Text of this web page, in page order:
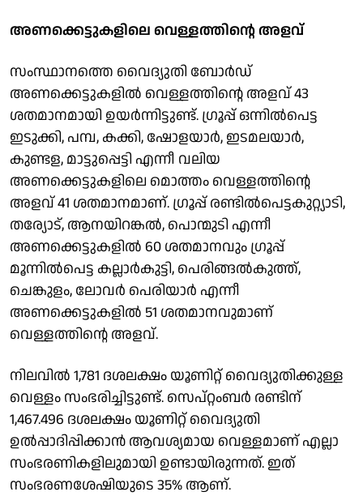
അണക്കെട്ടുകളിലെ വെള്ളത്തിന്റെ അളവ്
സംസ്ഥാനത്തെ വൈദ്യുതി ബോര്‍ഡ്
അണക്കെട്ടുകളില്‍ വെള്ളത്തിന്റെ അളവ് 43
ശതമാനമായി ഉയര്‍ന്നിട്ടുണ്ട്. ഗ്രൂപ്പ് ഒന്നില്‍പെട്ട
ഇടുക്കി, പമ്പ, കക്കി, ഷോളയാര്‍, ഇടമലയാര്‍,
കുണ്ടള, മാട്ടുപ്പെട്ടി എന്നീ വലിയ
അണക്കെട്ടുകളിലെ മൊത്തം വെള്ളത്തിന്റെ
അളവ് 41 ശതമാനമാണ്. ഗ്രൂപ്പ് രണ്ടില്‍പെട്ടകുറ്റ്യാടി,
തര്യോട്, ആനയിറങ്കല്‍, പൊന്മുടി എന്നീ
അണക്കെട്ടുകളില്‍ 60 ശതമാനവും ഗ്രൂപ്പ്
മൂന്നില്‍പെട്ട കല്ലാര്‍കുട്ടി, പെരിങ്ങല്‍കുത്ത്,
ചെങ്കുളം, ലോവര്‍ പെരിയാര്‍ എന്നീ
അണക്കെട്ടുകളില്‍ 51 ശതമാനവുമാണ്
വെള്ളത്തിന്റെ അളവ്.
നിലവില്‍ 1,781 ദശലക്ഷം യൂണിറ്റ് വൈദ്യുതിക്കുള്ള
വെള്ളം സംഭരിച്ചിട്ടുണ്ട്. സെപ്റ്റംബര്‍ രണ്ടിന്
1,467.496 ദശലക്ഷം യൂണിറ്റ് വൈദ്യുതി
ഉല്‍പ്പാദിപ്പിക്കാന്‍ ആവശ്യമായ വെള്ളമാണ് എല്ലാ
സംഭരണികളിലുമായി ഉണ്ടായിരുന്നത്. ഇത്
സംഭരണശേഷിയുടെ 35% ആണ്.